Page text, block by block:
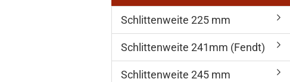
Schlittenweite 225 mm
Schlittenweite 241mm (Fendt)
Schlittenweite 245 mm